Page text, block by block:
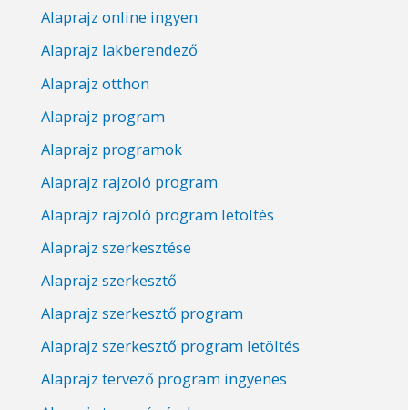
Alaprajz online ingyen
Alaprajz lakberendező
Alaprajz otthon
Alaprajz program
Alaprajz programok
Alaprajz rajzoló program
Alaprajz rajzoló program letöltés
Alaprajz szerkesztése
Alaprajz szerkesztő
Alaprajz szerkesztő program
Alaprajz szerkesztő program letöltés
Alaprajz tervező program ingyenes